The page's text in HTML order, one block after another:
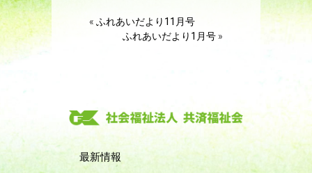
« ふれあいだより11月号
ふれあいだより1月号 »
最新情報